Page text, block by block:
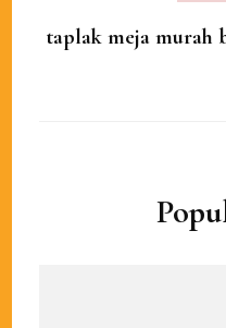
taplak meja murah